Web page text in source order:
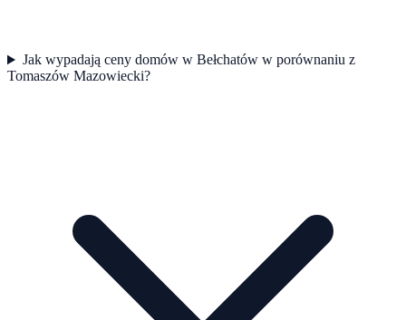
Jak wypadają ceny domów w Bełchatów w porównaniu z
Tomaszów Mazowiecki?